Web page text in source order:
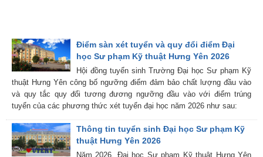
Điểm sàn xét tuyển và quy đổi điểm Đại
học Sư phạm Kỹ thuật Hưng Yên 2026
Hội đồng tuyển sinh Trường Đại học Sư phạm Kỹ
thuật Hưng Yên công bố ngưỡng điểm đảm bảo chất lượng đầu vào
và quy tắc quy đổi tương đương ngưỡng đầu vào với điểm trúng
tuyển của các phương thức xét tuyển đại học năm 2026 như sau:
Thông tin tuyển sinh Đại học Sư phạm Kỹ
thuật Hưng Yên 2026
Năm 2026, Đại học Sư phạm Kỹ thuật Hưng Yên